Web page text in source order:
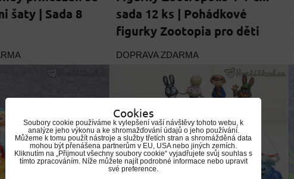
šaty | Sada 8
sada 12 ks | Pohádkové
figurky Zootopia pro děti
DOPRAVA ZDARMA
Cookies
Soubory cookie používáme k vylepšení vaší návštěvy tohoto webu, k
analýze jeho výkonu a ke shromažďování údajů o jeho používání.
Můžeme k tomu použít nástroje a služby třetích stran a shromážděná data
mohou být přenášena partnerům v EU, USA nebo jiných zemích.
Kliknutím na „Přijmout všechny soubory cookie“ vyjadřujete svůj souhlas s
tímto zpracováním. Níže můžete najít podrobné informace nebo upravit
své preference.